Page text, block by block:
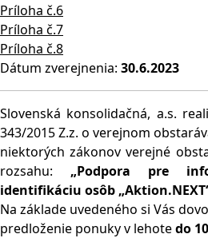
Príloha č.6
Príloha č.7
Príloha č.8
Dátum zverejnenia: 30.6.2023
Slovenská konsolidačná, a.s.
343/2015 Z.z. o verejnom
niektorých zákonov verejné
rozsahu: „Podpora pre
identifikáciu osôb
Na základe uvedeného si Vás
predloženie ponuky v lehotedo